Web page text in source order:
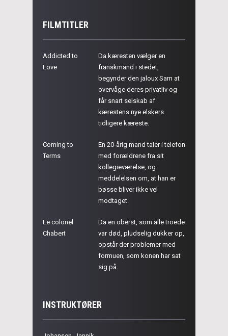
FILMTITLER
Addicted to
Love
Da kæresten vælger en
franskmand i stedet,
begynder den jaloux Sam at
overvåge deres privatliv og
får snart selskab af
kærestens nye elskers
tidligere kæreste.
Coming to
Terms
En 20-årig mand taler i telefon
med forældrene fra sit
kollegieværelse, og
meddelelsen om, at han er
bøsse bliver ikke vel
modtaget.
Le colonel
Chabert
Da en oberst, som alle troede
var død, pludselig dukker op,
opstår der problemer med
formuen, som konen har sat
sig på.
INSTRUKTØRER